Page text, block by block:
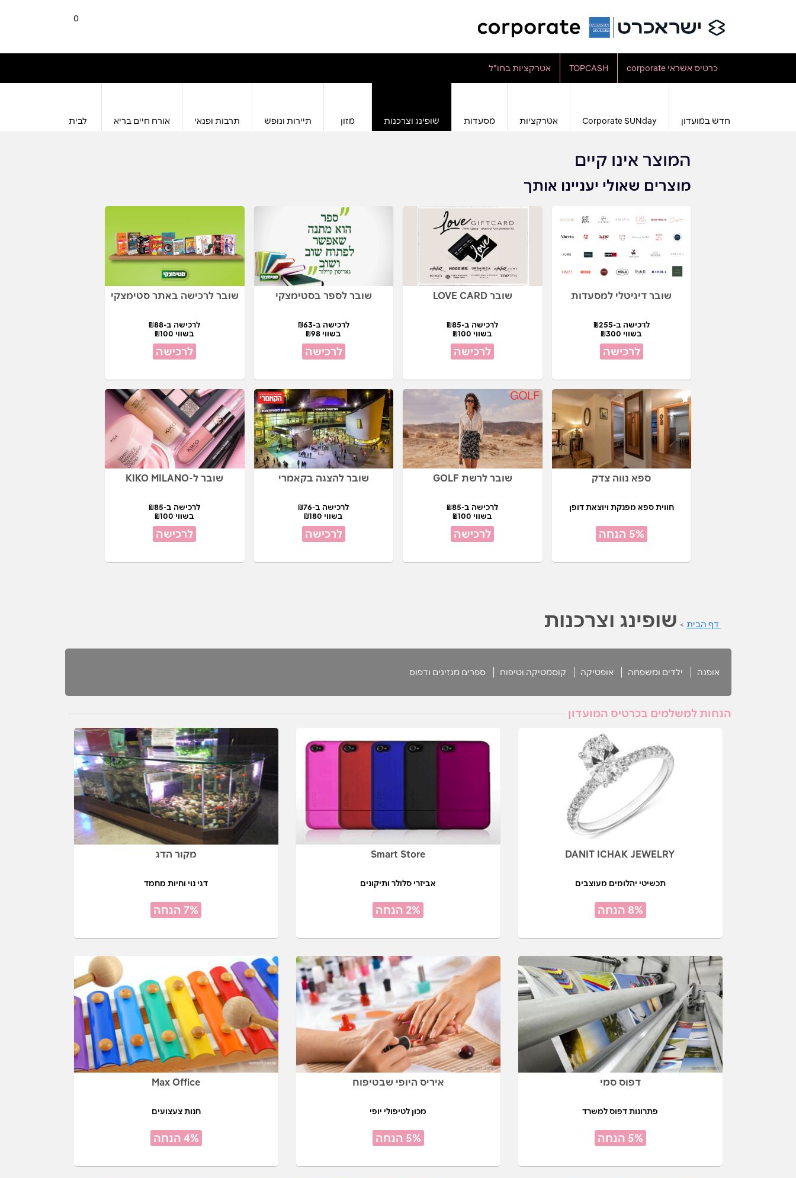
0
כרטיס אשראי corporate TOPCASH אטרקציות בחו"ל
חדש במועדון Corporate SUNday אטרקציות מסעדות שופינג וצרכנות מזון תיירות ונופש תרבות ופנאי אורח חיים בריא לבית
המוצר אינו קיים
מוצרים שאולי יעניינו אותך
שובר דיגיטלי למסעדות
לרכישה ב-₪255
בשווי ₪300
לרכישה
שובר LOVE CARD
לרכישה ב-₪85
בשווי ₪100
לרכישה
שובר לספר בסטימצקי
לרכישה ב-₪63
בשווי ₪98
לרכישה
שובר לרכישה באתר סטימצקי
לרכישה ב-₪88
בשווי ₪100
לרכישה
ספא נווה צדק
חווית ספא מפנקת ויוצאת דופן
5% הנחה
שובר לרשת GOLF
לרכישה ב-₪85
בשווי ₪100
לרכישה
שובר להצגה בקאמרי
לרכישה ב-₪76
בשווי ₪180
לרכישה
שובר ל-KIKO MILANO
לרכישה ב-₪85
בשווי ₪100
לרכישה
דף הבית > שופינג וצרכנות
אופנה ילדים ומשפחה אופטיקה קוסמטיקה וטיפוח ספרים מגזינים ודפוס
הנחות למשלמים בכרטיס המועדון
DANIT ICHAK JEWELRY
תכשיטי יהלומים מעוצבים
8% הנחה
Smart Store
אביזרי סלולר ותיקונים
2% הנחה
מקור הדג
דגי נוי וחיות מחמד
7% הנחה
דפוס סמי
פתרונות דפוס למשרד
5% הנחה
איריס היופי שבטיפוח
מכון לטיפולי יופי
5% הנחה
Max Office
חנות צעצועים
4% הנחה